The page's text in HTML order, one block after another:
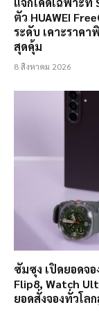
ตัว HUAWEI
ระดับ เคาะราค
สุดคุ้ม
8 สิงหาคม 2026
ซัมซุง เปิดยอดจ
Flip8, Watch
ยอดสั่งจองทั่วโล